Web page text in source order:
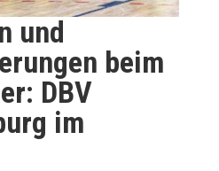
und
beim
DBV
im